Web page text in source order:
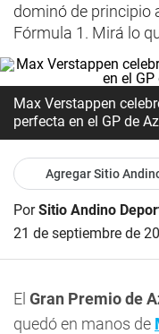
dominó de principio
Fórmula 1. Mirá lo
Max Verstappen
perfecta en el GP de
Agregar Sitio
PorSitio Andino
21 de septiembre de
El Gran Premio de
quedó en manos de